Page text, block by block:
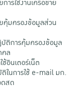
คุ้มครองข้อมูลส่วน
ติการคุ้มครองข้อมูล
ล
ช้อินเตอร์เน็ต
ในการใช้ e-mail มก.
สด